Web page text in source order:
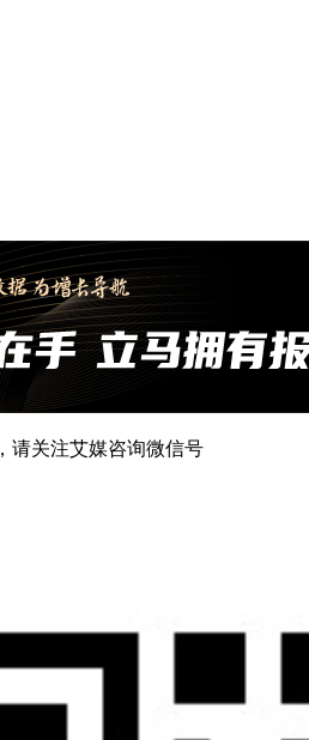
请关注艾媒咨询微信号